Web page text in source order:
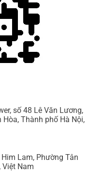
số 48 Lê Văn Lương,
Thành phố Hà Nội,
Lam, Phường Tân
Việt Nam